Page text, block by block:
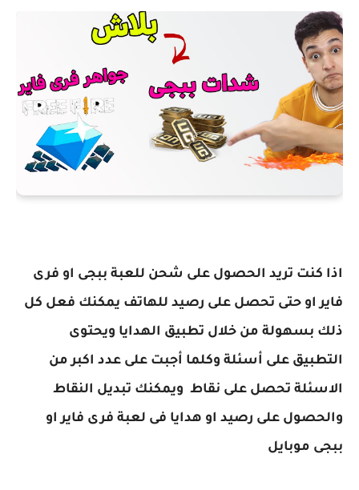
اذا كنت تريد الحصول على شحن للعبة ببجى او فرى
فاير او حتى تحصل على رصيد للهاتف يمكنك فعل كل
ذلك بسهولة من خلال تطبيق الهدايا ويحتوى
التطبيق على أسئلة وكلما أجبت على عدد اكبر من
الاسئلة تحصل على نقاط ويمكنك تبديل النقاط
والحصول على رصيد او هدايا فى لعبة فرى فاير او
ببجى موبايل